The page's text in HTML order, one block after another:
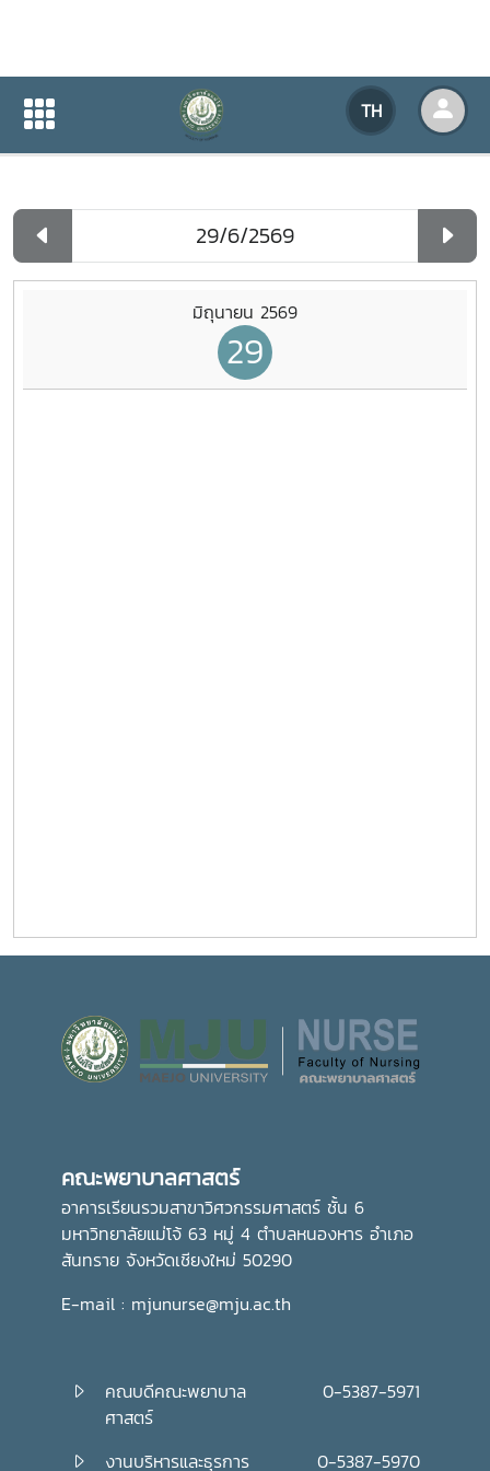
TH
ปฏิทินกิจกรรมของหน่วยงาน
ปฏิทินกิจกรรมของหน่วยงาน
มิถุนายน 2569
29
คณะพยาบาลศาสตร์
อาคารเรียนรวมสาขาวิศวกรรมศาสตร์ ชั้น 6
มหาวิทยาลัยแม่โจ้ 63 หมู่ 4 ตำบลหนองหาร อำเภอ
สันทราย จังหวัดเชียงใหม่ 50290
E-mail : mjunurse@mju.ac.th
คณบดีคณะพยาบาล
ศาสตร์
0-5387-5971
งานบริหารและธุรการ 0-5387-5970